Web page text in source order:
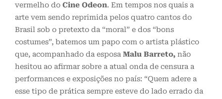
vermelho do Cine Odeon. Em tempos nos quais a
arte vem sendo reprimida pelos quatro cantos do
Brasil sob o pretexto da “moral” e dos “bons
costumes”, batemos um papo com o artista plástico
que, acompanhado da esposa Malu Barreto, não
hesitou ao afirmar sobre a atual onda de censura a
performances e exposições no país: “Quem adere a
esse tipo de prática sempre esteve do lado errado da